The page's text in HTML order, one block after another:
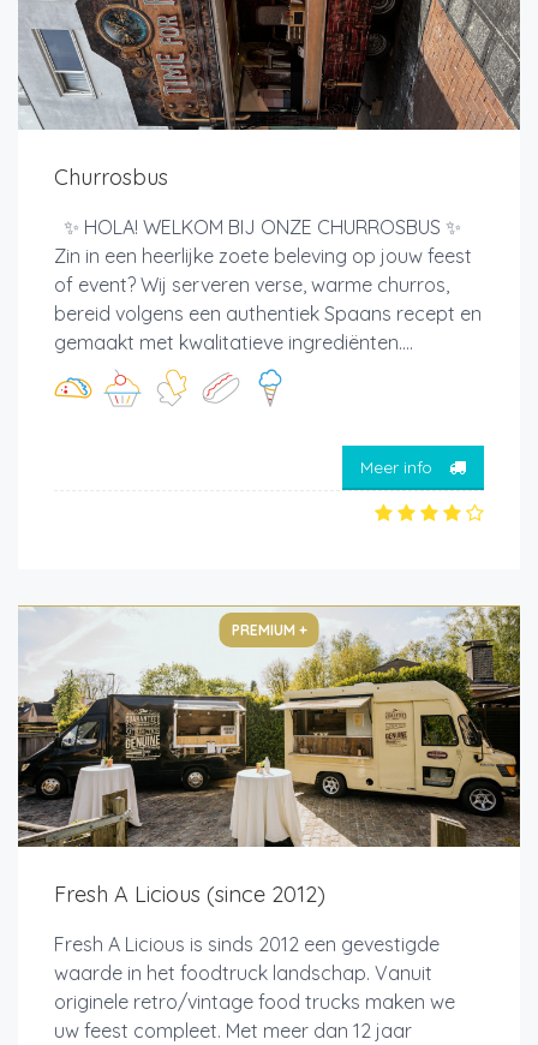
Churrosbus
✨ HOLA! WELKOM BIJ ONZE CHURROSBUS ✨
Zin in een heerlijke zoete beleving op jouw feest
of event? Wij serveren verse, warme churros,
bereid volgens een authentiek Spaans recept en
gemaakt met kwalitatieve ingrediënten....
Meer info
PREMIUM +
Fresh A Licious (since 2012)
Fresh A Licious is sinds 2012 een gevestigde
waarde in het foodtruck landschap. Vanuit
originele retro/vintage food trucks maken we
uw feest compleet. Met meer dan 12 jaar